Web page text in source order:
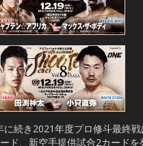
続き2021年度プロ修斗最終
ド、新空手提供試合2カードを